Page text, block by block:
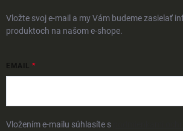
Vložte svoj e-mail a my Vám budeme zasielať
produktoch na našom e-shope.
EMAIL
Vložením e-mailu súhlasíte s